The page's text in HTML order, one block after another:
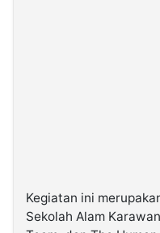
Kegiatan ini
Sekolah Alam